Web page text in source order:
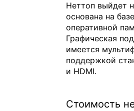
Неттоп выйдет
основана на
оперативной
Графическая
имеется
поддержкой
и HDMI.
Стоимость